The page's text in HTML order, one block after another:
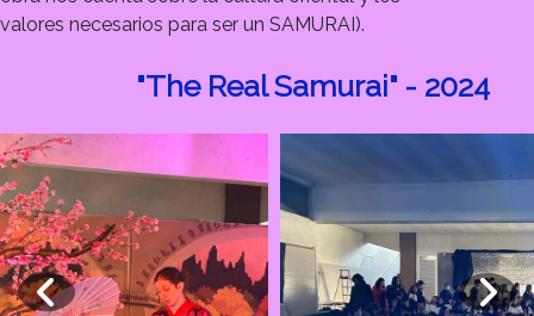
valores necesarios para ser un SAMURAI).
"The Real Samurai" - 2024